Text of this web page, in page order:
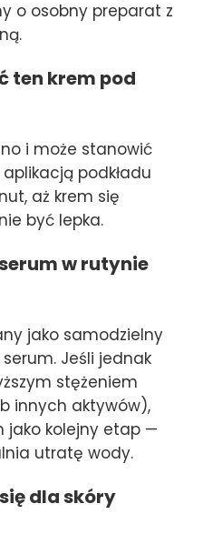
o osobny preparat z
ten krem pod
i może stanowić
podkładu
aż krem się
być lepka.
w rutynie
jako samodzielny
Jeśli jednak
stężeniem
innych aktywów),
jako kolejny etap —
utratę wody.
dla skóry